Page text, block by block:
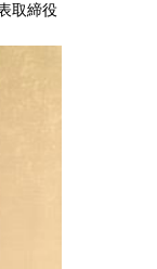
取締役